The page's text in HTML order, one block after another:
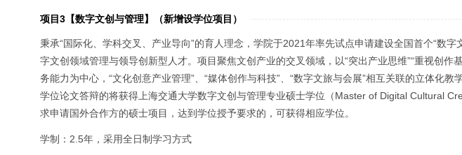
项目3【数字文创与管理】（新增设学位项目）
秉承“国际化、学科交叉、产业导向”的育人理念，学院于2021年率先试点申请建设全国首个“数
字文创领域管理与领导创新型人才。项目聚焦文创产业的交叉领域，以“突出产业思维”“重视创作
务能力为中心，“文化创意产业管理”、“媒体创作与科技”、“数字文旅与会展”相互关联的立体化
学位论文答辩的将获得上海交通大学数字文创与管理专业硕士学位（Master of Digital Cultural
求申请国外合作方的硕士项目，达到学位授予要求的，可获得相应学位。
学制：2.5年，采用全日制学习方式